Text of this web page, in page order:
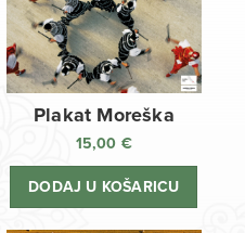
Plakat Moreška
15,00 €
DODAJ U KOŠARICU